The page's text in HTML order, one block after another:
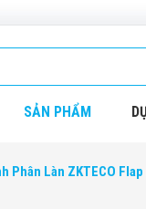
SẢN PHẨM
Phân Làn ZKTECO